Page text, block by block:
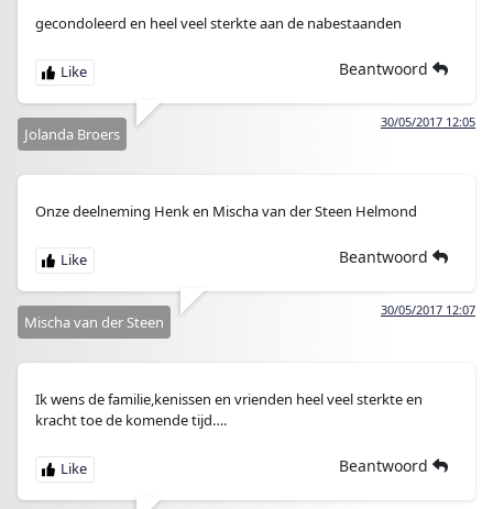
gecondoleerd en heel veel sterkte aan de nabestaanden
Beantwoord
30/05/2017 12:05
Jolanda Broers
Onze deelneming Henk en Mischa van der Steen Helmond
Beantwoord
30/05/2017 12:07
Mischa van der Steen
Ik wens de familie,kenissen en vrienden heel veel sterkte en
kracht toe de komende tijd….
Beantwoord